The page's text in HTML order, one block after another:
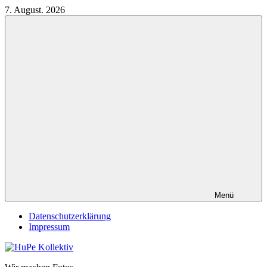
Zum
Inhalt
7. August. 2026
Menü
Datenschutzerklärung
Impressum